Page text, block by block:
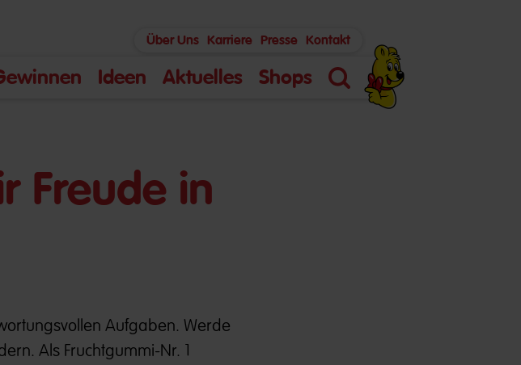
Ideen Aktuelles Shops
Suche
Über Uns Karriere Presse Kontakt
Freude in
Aufgaben. Werde
Als Fruchtgummi-Nr. 1